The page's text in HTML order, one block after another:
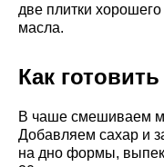
две плитки
масла.
Как готовить
В чаше смешиваем
Добавляем сахар и
на дно формы,